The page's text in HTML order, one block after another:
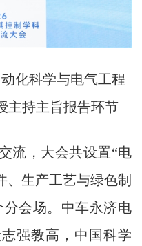
化科学与电气工程
主持主旨报告环节
，大会共设置“电
、生产工艺与绿色制
分会场。中车永济电
强教高，中国科学